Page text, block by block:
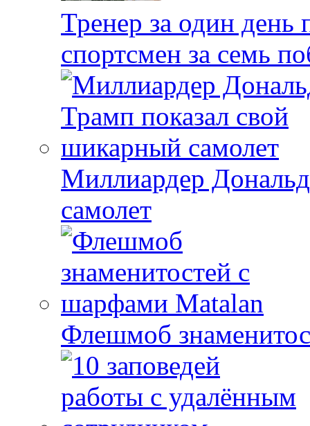
Тренер за один день
спортсмен за семь
Миллиардер
самолет
Флешмоб